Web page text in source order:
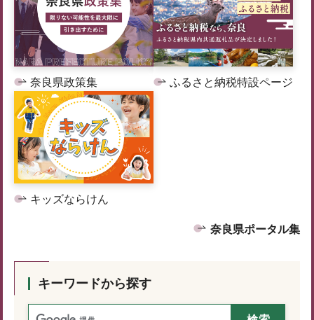
奈良県政策集 ふるさと納税特設ページ
キッズならけん
奈良県ポータル集
キーワードから探す